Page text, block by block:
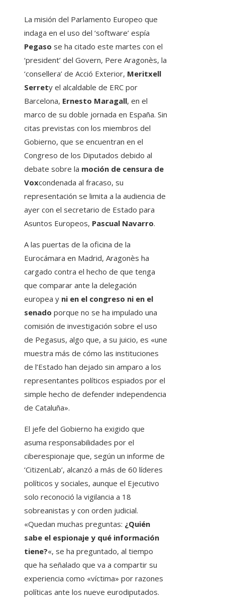
La misión del Parlamento Europeo que
indaga en el uso del ‘software’ espía
Pegaso se ha citado este martes con el
‘president’ del Govern, Pere Aragonès, la
‘consellera’ de Acció Exterior, Meritxell
Serrety el alcaldable de ERC por
Barcelona, Ernesto Maragall, en el
marco de su doble jornada en España. Sin
citas previstas con los miembros del
Gobierno, que se encuentran en el
Congreso de los Diputados debido al
debate sobre la moción de censura de
Voxcondenada al fracaso, su
representación se limita a la audiencia de
ayer con el secretario de Estado para
Asuntos Europeos, Pascual Navarro.
A las puertas de la oficina de la
Eurocámara en Madrid, Aragonès ha
cargado contra el hecho de que tenga
que comparar ante la delegación
europea y ni en el congreso ni en el
senado porque no se ha impulado una
comisión de investigación sobre el uso
de Pegasus, algo que, a su juicio, es «une
muestra más de cómo las instituciones
de l’Estado han dejado sin amparo a los
representantes políticos espiados por el
simple hecho de defender independencia
de Cataluña».
El jefe del Gobierno ha exigido que
asuma responsabilidades por el
ciberespionaje que, según un informe de
‘CitizenLab’, alcanzó a más de 60 líderes
políticos y sociales, aunque el Ejecutivo
solo reconoció la vigilancia a 18
sobreanistas y con orden judicial.
«Quedan muchas preguntas: ¿Quién
sabe el espionaje y qué información
tiene?«, se ha preguntado, al tiempo
que ha señalado que va a compartir su
experiencia como «víctima» por razones
políticas ante los nueve eurodiputados.